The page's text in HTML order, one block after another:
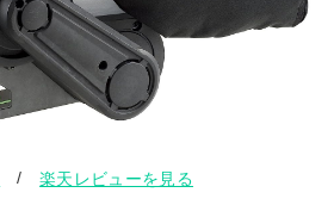
/楽天レビューを見る